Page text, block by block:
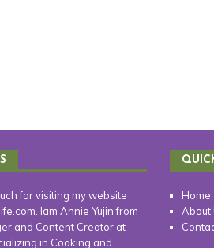
for visiting my website
Iam Annie Yujin from
and Content Creator at
in Cooking and
Home
About